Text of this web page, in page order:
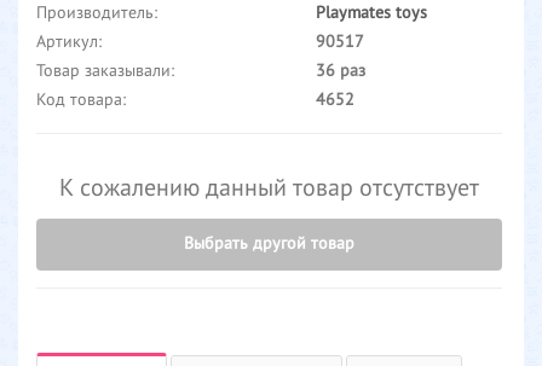
Производитель:
Playmates toys
Артикул:
90517
Товар заказывали:
36 раз
Код товара:
4652
К сожалению данный товар отсутствует
Выбрать другой товар